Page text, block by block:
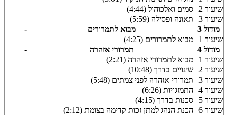
שיעור 2
סמים ואלכוהול (4:44)
שיעור 3
תאונה ופסילה (5:59)
מודול 3
מבוא לתמרורים
-
שיעור 1
מבוא לתמרורים (4:25)
מודול 4
תמרורי אזהרה
-
שיעור 1
מבוא לתמרורי אזהרה (2:21)
שיעור 2
שינויים בדרך (10:48)
שיעור 3
תמרורי אזהרה לפני צמתים (5:48)
שיעור 4
התמזגויות (6:26)
שיעור 5
סכנות בדרך (4:15)
שיעור 6
הכנת הנהג למתן זכות קדימה בצומת (2:12)